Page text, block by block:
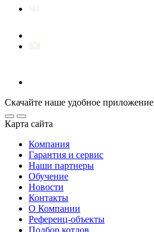
Скачайте наше удобное приложение
Карта сайта
Компания
Гарантия и сервис
Наши партнеры
Обучение
Новости
Контакты
О Компании
Референц-объекты
Подбор котлов